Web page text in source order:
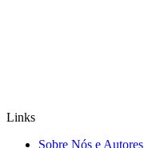
Links
Sobre Nós e Autores